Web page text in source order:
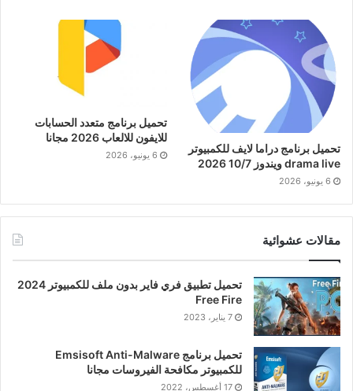
تحميل برنامج دراما لايف للكمبيوتر
drama live ويندوز 10/7 2026
6 يونيو، 2026
تحميل برنامج متعدد الحسابات
للايفون للالعاب 2026 مجانا
6 يونيو، 2026
مقالات عشوائية
تحميل تطبيق فري فاير بدون ملف للكمبيوتر 2024
Free Fire
7 يناير، 2023
تحميل برنامج Emsisoft Anti-Malware
للكمبيوتر مكافحة الفيروسات مجانا
17 أغسطس، 2022